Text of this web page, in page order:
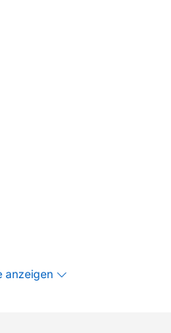
anzeigen